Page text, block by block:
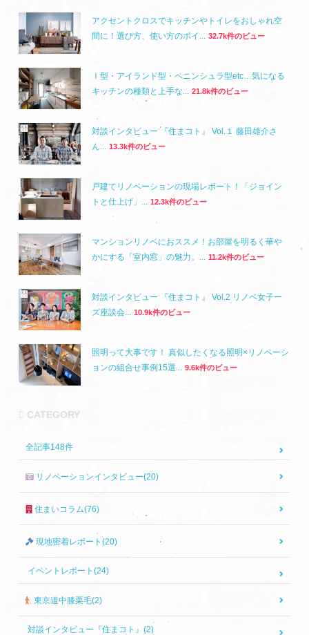
アクセントクロスでキッチンやトイレをおしゃれ空
間に！選び方、使い方のポイ... 32.7k件のビュー
Ｉ型・アイランド型・ペニンシュラ型etc…気になる
キッチンの種類と上手な... 21.8k件のビュー
対談インタビュー 『住まコト』 Vol.１ 藤田雄介さ
ん... 13.3k件のビュー
戸建てリノベーションの現場レポート！「ジョイン
トと仕上げ」... 12.3k件のビュー
マンションリノベにおススメ！お部屋を明るく華や
かにする「室内窓」の魅力。... 11.2k件のビュー
対談インタビュー 『住まコト』 Vol.2 リノベ女子ー
ズ座談会... 10.9k件のビュー
照明って大事です！ 真似したくなる照明×リノベーシ
ョンの組合せ事例15選... 9.6k件のビュー
CATEGORY
全記事148件
リノベーションインタビュー(20)
住まいコラム(76)
現地密着レポート(20)
イベントレポート(24)
東京道中膝栗毛(2)
対談インタビュー『住まコト』(2)